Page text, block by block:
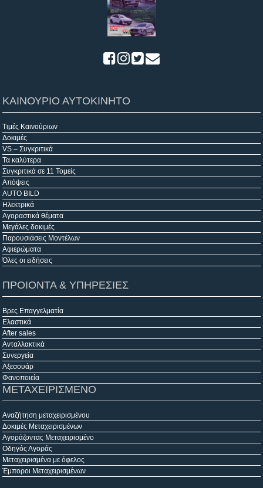
ΚΑΙΝΟΥΡΙΟ ΑΥΤΟΚΙΝΗΤΟ
Τιμές Καινούριων
Δοκιμές
VS – Συγκριτικά
Τα καλύτερα
Συγκριτικά σε 11 Τομείς
Απόψεις
AUTO BILD
Ηλεκτρικά
Αγοραστικά θέματα
Μεγάλες δοκιμές
Παρουσιάσεις Μοντέλων
Αφιερώματα
Όλες οι ειδήσεις
ΠΡΟΙΟΝΤΑ & ΥΠΗΡΕΣΙΕΣ
Βρες Επαγγελματία
Ελαστικά
After sales
Ανταλλακτικά
Συνεργεία
Αξεσουάρ
Φανοποιεία
ΜΕΤΑΧΕΙΡΙΣΜΕΝΟ
Αναζήτηση μεταχειρισμένου
Δοκιμές Μεταχειρισμένων
Αγοράζοντας Μεταχειρισμένο
Οδηγός Αγοράς
Μεταχειρισμένα με όφελος
Έμποροι Μεταχειρισμένων